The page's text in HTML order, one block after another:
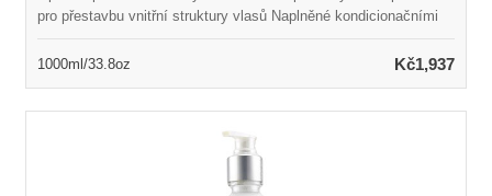
pro přestavbu vnitřní struktury vlasů Naplněné kondicionačními
zároveň zabraňuje poškození každodenními příčinami Zvyšuje
1000ml/33.8oz Kč1,937